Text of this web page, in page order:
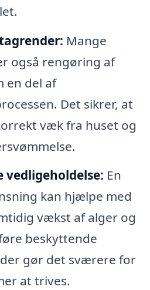
Mange
også rengøring af
en del af
Det sikrer, at
væk fra huset og
vedligeholdelse: En
kan hjælpe med
vækst af alger og
beskyttende
gør det sværere for
at trives.